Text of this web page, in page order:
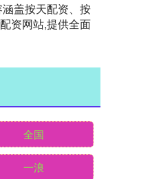
盖按天配资、按
资网站,提供全面
全国
一浪